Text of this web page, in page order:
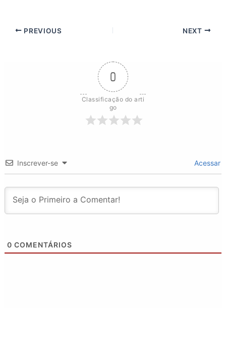
PREVIOUS NEXT
0
Classificação do arti
go
Inscrever-se Acessar
0 COMENTÁRIOS